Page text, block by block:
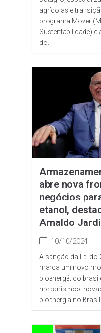
agrícolas e
programa Mover
Sustentabilidade) e
do...
abre nova
negócios
etanol,
Arnaldo
10/10/2024
A sanção da Lei do
marca um novo
bioenergético
mecanismos
bioenergia no